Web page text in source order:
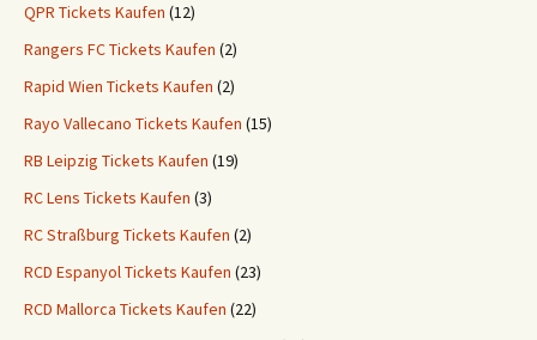
QPR Tickets Kaufen (12)
Rangers FC Tickets Kaufen (2)
Rapid Wien Tickets Kaufen (2)
Rayo Vallecano Tickets Kaufen (15)
RB Leipzig Tickets Kaufen (19)
RC Lens Tickets Kaufen (3)
RC Straßburg Tickets Kaufen (2)
RCD Espanyol Tickets Kaufen (23)
RCD Mallorca Tickets Kaufen (22)